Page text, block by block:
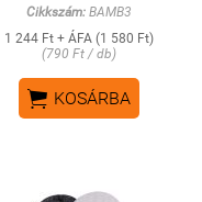
Cikkszám: BAMB3
1 244 Ft + ÁFA (1 580 Ft)
(790 Ft / db)
 KOSÁRBA